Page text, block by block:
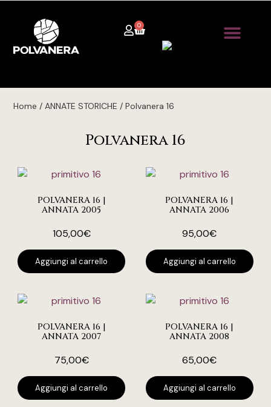
0
Home / ANNATE STORICHE / Polvanera 16
Polvanera 16
POLVANERA 16 |
ANNATA 2005
105,00€
Aggiungi al carrello
POLVANERA 16 |
ANNATA 2006
95,00€
Aggiungi al carrello
POLVANERA 16 |
ANNATA 2007
75,00€
Aggiungi al carrello
POLVANERA 16 |
ANNATA 2008
65,00€
Aggiungi al carrello